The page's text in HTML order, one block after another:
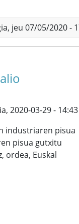
jeu 07/05/2020 -
2020-03-29 - 14:43
industriaren pisua
pisua gutxitu
ordea, Euskal